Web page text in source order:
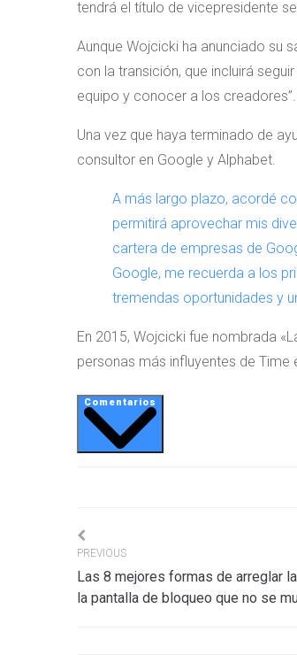
tendrá el título de vicepresidente
Aunque Wojcicki ha anunciado su
con la transición, que incluirá
equipo y conocer a los creadores”.
Una vez que haya terminado de
consultor en Google y Alphabet.
A más largo plazo, acordé
permitirá aprovechar mis
cartera de empresas de
Google, me recuerda a los
tremendas oportunidades y
En 2015, Wojcicki fue nombrada
personas más influyentes de Time
Comentarios
Navigation
de
PREVIOUS
Las 8 mejores formas de arreglar
la pantalla de bloqueo que no se